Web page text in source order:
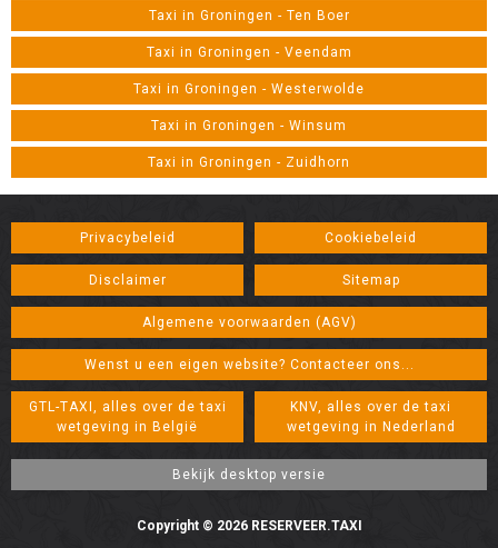
Taxi in Groningen - Ten Boer
Taxi in Groningen - Veendam
Taxi in Groningen - Westerwolde
Taxi in Groningen - Winsum
Taxi in Groningen - Zuidhorn
Privacybeleid Cookiebeleid
Disclaimer Sitemap
Algemene voorwaarden (AGV)
Wenst u een eigen website? Contacteer ons...
GTL-TAXI, alles over de taxi
wetgeving in België
KNV, alles over de taxi
wetgeving in Nederland
Copyright © 2026 RESERVEER.TAXI